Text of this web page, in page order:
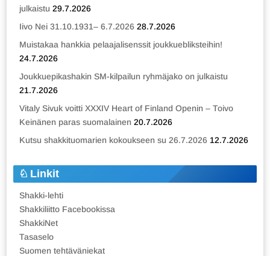
julkaistu 29.7.2026
Iivo Nei 31.10.1931– 6.7.2026 28.7.2026
Muistakaa hankkia pelaajalisenssit joukkuebliksteihin!
24.7.2026
Joukkuepikashakin SM-kilpailun ryhmäjako on julkaistu
21.7.2026
Vitaly Sivuk voitti XXXIV Heart of Finland Openin – Toivo
Keinänen paras suomalainen 20.7.2026
Kutsu shakkituomarien kokoukseen su 26.7.2026 12.7.2026
Linkit
Shakki-lehti
Shakkiliitto Facebookissa
ShakkiNet
Tasaselo
Suomen tehtäväniekat